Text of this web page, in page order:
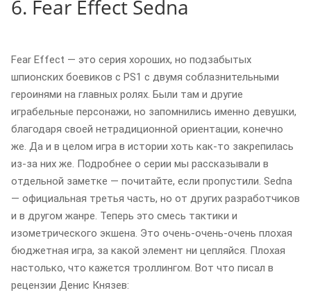
6. Fear Effect Sedna
Fear Effect — это серия хороших, но подзабытых
шпионских боевиков с PS1 с двумя соблазнительными
героинями на главных ролях. Были там и другие
играбельные персонажи, но запомнились именно девушки,
благодаря своей нетрадиционной ориентации, конечно
же. Да и в целом игра в истории хоть как-то закрепилась
из-за них же. Подробнее о серии мы рассказывали в
отдельной заметке — почитайте, если пропустили. Sedna
— официальная третья часть, но от других разработчиков
и в другом жанре. Теперь это смесь тактики и
изометрического экшена. Это очень-очень-очень плохая
бюджетная игра, за какой элемент ни цепляйся. Плохая
настолько, что кажется троллингом. Вот что писал в
рецензии Денис Князев: